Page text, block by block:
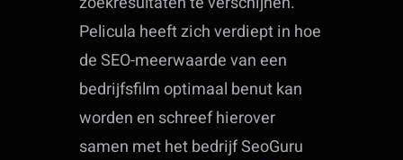
Pelicula heeft zich verdiept in hoe
de SEO-meerwaarde van een
bedrijfsfilm optimaal benut kan
worden en schreef hierover
samen met het bedrijf SeoGuru